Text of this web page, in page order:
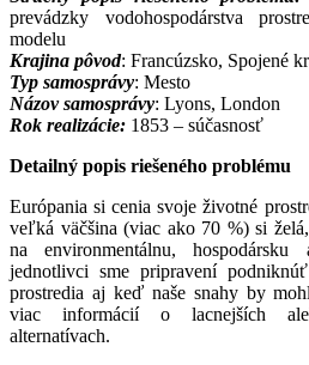
prevádzky vodohospodárstva
modelu
Krajina pôvod: Francúzsko, Spojené
Typ samosprávy: Mesto
Názov samosprávy: Lyons, London
Rok realizácie: 1853 – súčasnosť
Detailný popis riešeného problému
Európania si cenia svoje životné
veľká väčšina (viac ako 70 %) si
na environmentálnu,
jednotlivci sme pripravení
prostredia aj keď naše snahy by
viac informácií o lacnejších
alternatívach.